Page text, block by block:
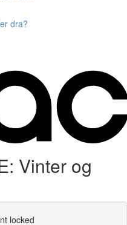
dra?
Vinter og
locked